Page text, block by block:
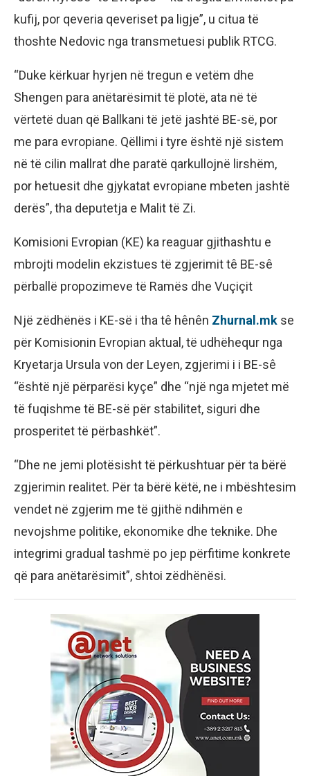
kufij, por qeveria qeveriset pa ligje”, u citua të
thoshte Nedovic nga transmetuesi publik RTCG.
“Duke kërkuar hyrjen në tregun e vetëm dhe
Shengen para anëtarësimit të plotë, ata në të
vërtetë duan që Ballkani të jetë jashtë BE-së, por
me para evropiane. Qëllimi i tyre është një sistem
në të cilin mallrat dhe paratë qarkullojnë lirshëm,
por hetuesit dhe gjykatat evropiane mbeten jashtë
derës”, tha deputetja e Malit të Zi.
Komisioni Evropian (KE) ka reaguar gjithashtu e
mbrojti modelin ekzistues të zgjerimit tê BE-sê
përballë propozimeve të Ramës dhe Vuçiçit
Një zëdhënës i KE-së i tha tê hênên Zhurnal.mk se
për Komisionin Evropian aktual, të udhëhequr nga
Kryetarja Ursula von der Leyen, zgjerimi i i BE-sê
“është një përparësi kyçe” dhe “një nga mjetet më
të fuqishme të BE-së për stabilitet, siguri dhe
prosperitet të përbashkët”.
“Dhe ne jemi plotësisht të përkushtuar për ta bërë
zgjerimin realitet. Për ta bërë këtë, ne i mbështesim
vendet në zgjerim me të gjithë ndihmën e
nevojshme politike, ekonomike dhe teknike. Dhe
integrimi gradual tashmë po jep përfitime konkrete
që para anëtarësimit”, shtoi zëdhënësi.